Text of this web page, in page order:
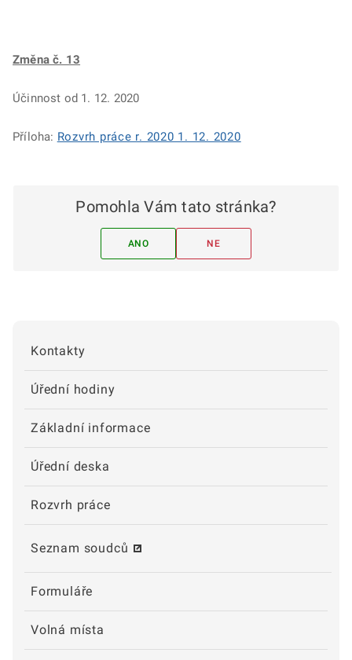
Kontakty
Úřední hodiny
Základní informace
Úřední deska
Rozvrh práce
Seznam soudců
Formuláře
Volná místa
Změna č. 13
Účinnost od 1. 12. 2020
Příloha: Rozvrh práce r. 2020 1. 12. 2020
Pomohla Vám tato stránka?
ANO NE